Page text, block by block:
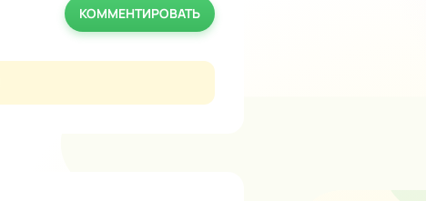
КОММЕНТИРОВАТЬ